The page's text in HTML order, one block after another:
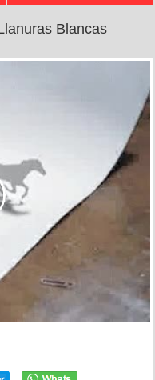
Blancas